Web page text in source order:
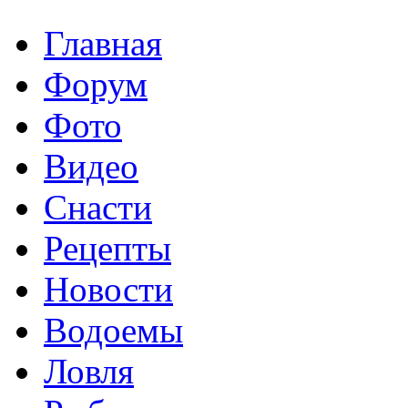
Главная
Форум
Фото
Видео
Снасти
Рецепты
Новости
Водоемы
Ловля